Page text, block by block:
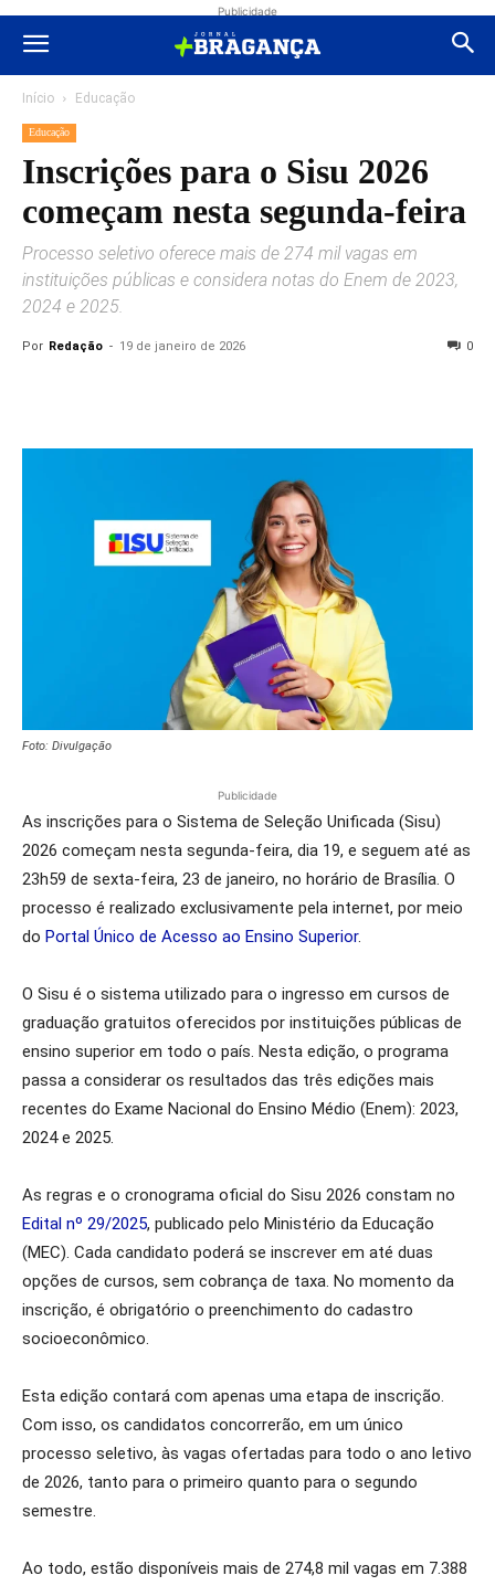
Publicidade
Início Educação
Educação
Inscrições para o Sisu 2026
começam nesta segunda-feira
Processo seletivo oferece mais de 274 mil vagas em
instituições públicas e considera notas do Enem de 2023,
2024 e 2025.
Por Redação - 19 de janeiro de 2026 0
Foto: Divulgação
Publicidade
As inscrições para o Sistema de Seleção Unificada (Sisu)
2026 começam nesta segunda-feira, dia 19, e seguem até as
23h59 de sexta-feira, 23 de janeiro, no horário de Brasília. O
processo é realizado exclusivamente pela internet, por meio
do Portal Único de Acesso ao Ensino Superior.
O Sisu é o sistema utilizado para o ingresso em cursos de
graduação gratuitos oferecidos por instituições públicas de
ensino superior em todo o país. Nesta edição, o programa
passa a considerar os resultados das três edições mais
recentes do Exame Nacional do Ensino Médio (Enem): 2023,
2024 e 2025.
As regras e o cronograma oficial do Sisu 2026 constam no
Edital nº 29/2025, publicado pelo Ministério da Educação
(MEC). Cada candidato poderá se inscrever em até duas
opções de cursos, sem cobrança de taxa. No momento da
inscrição, é obrigatório o preenchimento do cadastro
socioeconômico.
Esta edição contará com apenas uma etapa de inscrição.
Com isso, os candidatos concorrerão, em um único
processo seletivo, às vagas ofertadas para todo o ano letivo
de 2026, tanto para o primeiro quanto para o segundo
semestre.
Ao todo, estão disponíveis mais de 274,8 mil vagas em 7.388